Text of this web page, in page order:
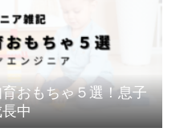
おもちゃ５選！息子
中